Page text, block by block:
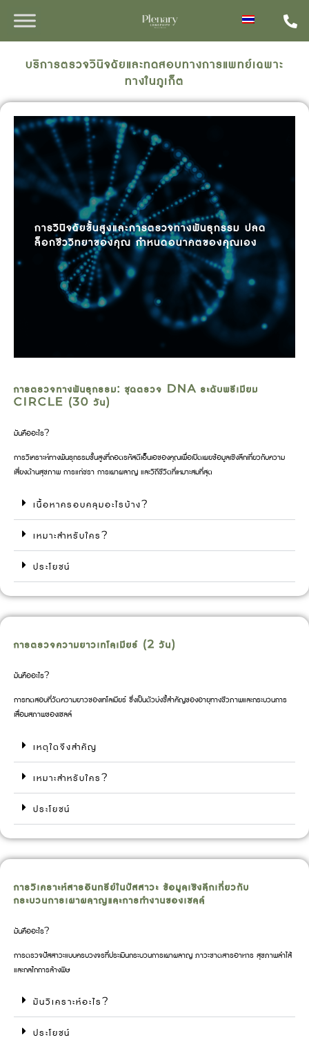
บริการตรวจวินิจฉัยและทดสอบทางการแพทย์เฉพาะ
ทางในภูเก็ต
การวินิจฉัยขั้นสูงและการตรวจทางพันธุกรรม ปลด
ล็อกชีววิทยาของคุณ กำหนดอนาคตของคุณเอง
การตรวจทางพันธุกรรม: ชุดตรวจ DNA ระดับพรีเมียม
CIRCLE (30 วัน)
มันคืออะไร?
การวิเคราะห์ทางพันธุกรรมขั้นสูงที่ถอดรหัสดีเอ็นเอของคุณเพื่อเปิดเผยข้อมูลเชิงลึกเกี่ยวกับความ
เสี่ยงด้านสุขภาพ การแก่ชรา การเผาผลาญ และวิถีชีวิตที่เหมาะสมที่สุด
เนื้อหาครอบคลุมอะไรบ้าง?
เหมาะสำหรับใคร?
ประโยชน์
การตรวจความยาวเทโลเมียร์ (2 วัน)
มันคืออะไร?
การทดสอบที่วัดความยาวของเทโลเมียร์ ซึ่งเป็นตัวบ่งชี้สำคัญของอายุทางชีวภาพและกระบวนการ
เสื่อมสภาพของเซลล์
เหตุใดจึงสำคัญ
เหมาะสำหรับใคร?
ประโยชน์
การวิเคราะห์สารอินทรีย์ในปัสสาวะ ข้อมูลเชิงลึกเกี่ยวกับ
กระบวนการเผาผลาญและการทำงานของเซลล์
มันคืออะไร?
การตรวจปัสสาวะแบบครบวงจรที่ประเมินกระบวนการเผาผลาญ ภาวะขาดสารอาหาร สุขภาพลำไส้
และกลไกการล้างพิษ
มันวิเคราะห์อะไร?
ประโยชน์